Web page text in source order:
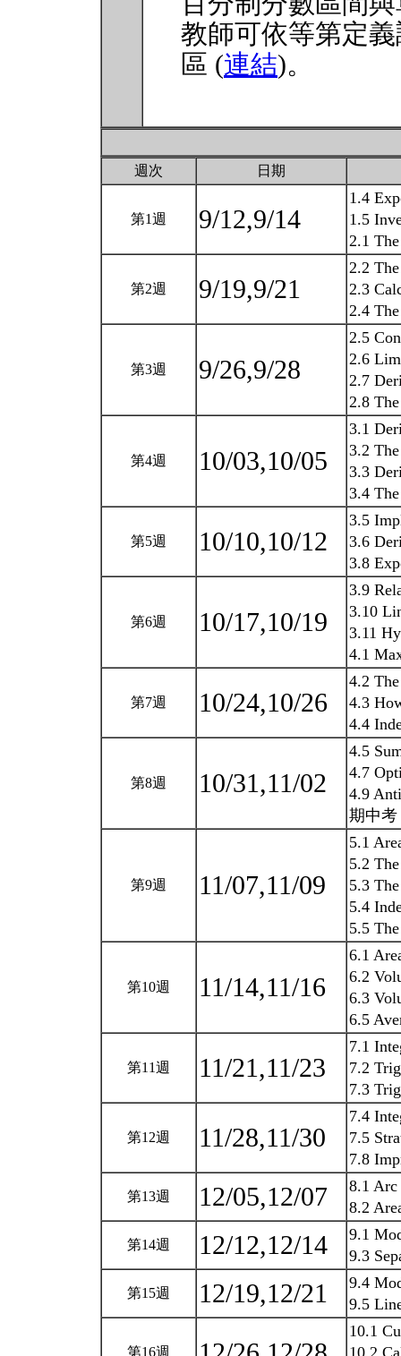
教師可依等第定
區 (連結)。
週次 日期
第1週 9/12,9/14
1.4
1.5
2.1
第2週 9/19,9/21
2.2
2.3
2.4
第3週 9/26,9/28
2.5
2.6
2.7
2.8
第4週 10/03,10/05
3.1
3.2
3.3
3.4
第5週 10/10,10/12
3.5
3.6
3.8
第6週 10/17,10/19
3.9
3.10
3.11
4.1
第7週 10/24,10/26
4.2
4.3
4.4
第8週 10/31,11/02
4.5
4.7
4.9
期中考
第9週 11/07,11/09
5.1
5.2
5.3
5.4
5.5
第10週 11/14,11/16
6.1
6.2
6.3
6.5
第11週 11/21,11/23
7.1
7.2
7.3
第12週 11/28,11/30
7.4
7.5
7.8
第13週 12/05,12/07
8.1 Arc
8.2
第14週 12/12,12/14
9.1
9.3
第15週 12/19,12/21
9.4
9.5
第16週
10.1
10.2